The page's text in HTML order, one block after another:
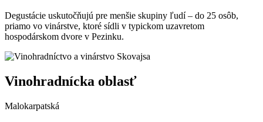
Degustácie uskutočňujú pre menšie skupiny ľudí – do 25 osôb,
priamo vo vinárstve, ktoré sídli v typickom uzavretom
hospodárskom dvore v Pezinku.
Vinohradnícka oblasť
Malokarpatská